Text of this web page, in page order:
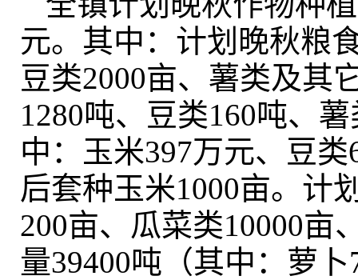
元。 其中：计划晚秋粮
豆类2000亩、薯类及其
1280吨、豆类160吨、
中：玉米397万元、豆
后套种玉米1000亩。 计
200亩、瓜菜类10000亩
量39400吨（其中：萝